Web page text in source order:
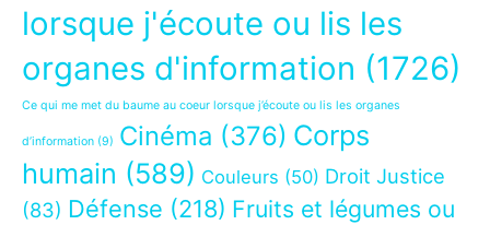
lorsque j'écoute ou lis les
organes d'information (1726)
Ce qui me met du baume au coeur lorsque j’écoute ou lis les organes
d’information (9) Cinéma (376) Corps
humain (589) Couleurs (50) Droit Justice
(83) Défense (218) Fruits et légumes ou